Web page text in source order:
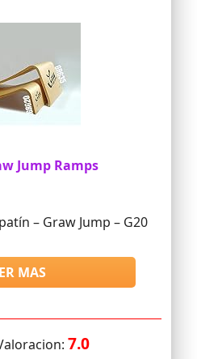
Jump Ramps
– Graw Jump – G20
MAS
7.0